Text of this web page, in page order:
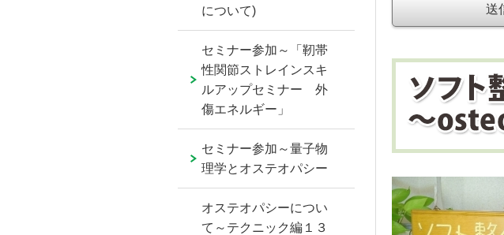
について)
セミナー参加～「靭帯
性関節ストレインスキ
ルアップセミナー 外
傷エネルギー」
セミナー参加～量子物
理学とオステオパシー
オステオパシーについ
て～テクニック編１３